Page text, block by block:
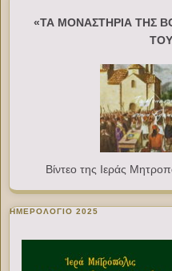
«ΤΑ ΜΟΝΑΣΤΗΡΙΑ ΤΗΣ
Βίντεο της Ιεράς
ΗΜΕΡΟΛΟΓΙΟ 2025